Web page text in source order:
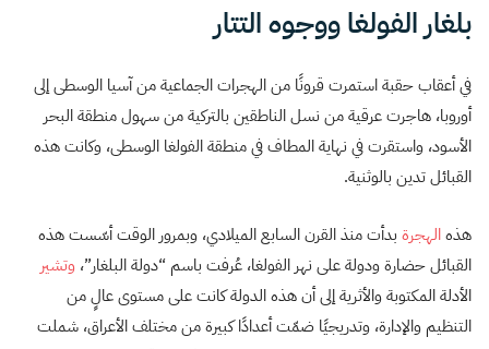
بلغار الفولغا ووجوه التتار
في أعقاب حقبة استمرت قرونًا من الهجرات الجماعية من آسيا الوسطى إلى
أوروبا، هاجرت عرقية من نسل الناطقين بالتركية من سهول منطقة البحر
الأسود، واستقرت في نهاية المطاف في منطقة الفولغا الوسطى، وكانت هذه
القبائل تدين بالوثنية.
هذهالهجرة بدأت منذ القرن السابع الميلادي، وبمرور الوقت أسّست هذه
القبائل حضارة ودولة على نهر الفولغا، عُرفت باسم “دولة البلغار”، وتشير
الأدلة المكتوبة والأثرية إلى أن هذه الدولة كانت على مستوى عالٍ من
التنظيم والإدارة، وتدريجيًا ضمّت أعدادًا كبيرة من مختلف الأعراق، شملت